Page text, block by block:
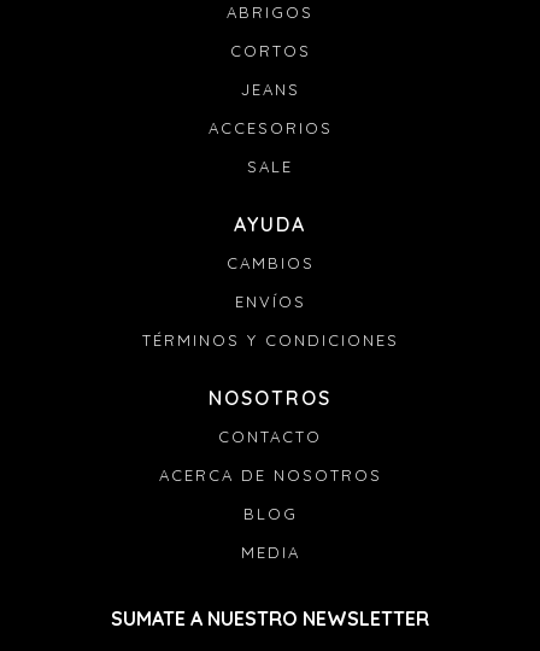
ABRIGOS
CORTOS
JEANS
ACCESORIOS
SALE
AYUDA
CAMBIOS
ENVÍOS
TÉRMINOS Y CONDICIONES
NOSOTROS
CONTACTO
ACERCA DE NOSOTROS
BLOG
MEDIA
SUMATE A NUESTRO NEWSLETTER